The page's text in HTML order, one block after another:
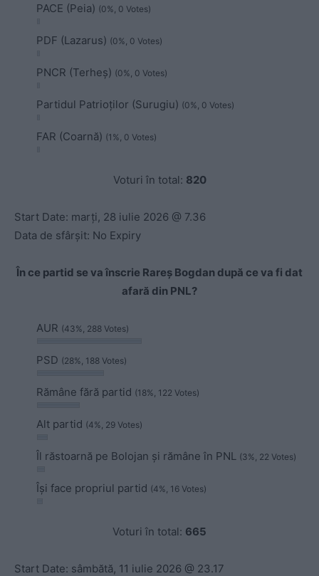
PACE (Peia) (0%, 0 Votes)
PDF (Lazarus) (0%, 0 Votes)
PNCR (Terheș) (0%, 0 Votes)
Partidul Patrioților (Surugiu) (0%, 0 Votes)
FAR (Coarnă) (1%, 0 Votes)
Voturi în total: 820
Start Date: marți, 28 iulie 2026 @ 7.36
Data de sfârșit: No Expiry
În ce partid se va înscrie Rareș Bogdan după ce va fi dat
afară din PNL?
AUR (43%, 288 Votes)
PSD (28%, 188 Votes)
Rămâne fără partid (18%, 122 Votes)
Alt partid (4%, 29 Votes)
Îl răstoarnă pe Bolojan și rămâne în PNL (3%, 22 Votes)
Își face propriul partid (4%, 16 Votes)
Voturi în total: 665
Start Date: sâmbătă, 11 iulie 2026 @ 23.17